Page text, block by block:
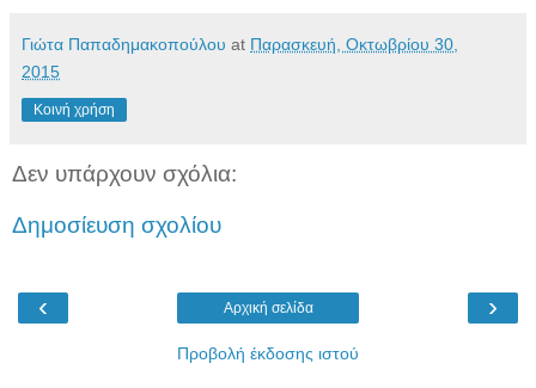
Γιώτα Παπαδημακοπούλου at Παρασκευή, Οκτωβρίου 30,
2015
Κοινή χρήση
Δεν υπάρχουν σχόλια:
Δημοσίευση σχολίου
‹ ›
Αρχική σελίδα
Προβολή έκδοσης ιστού